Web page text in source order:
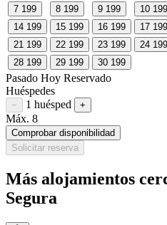
7 199 8 199 9 199 10 199
14 199 15 199 16 199 17 199
21 199 22 199 23 199 24 199
28 199 29 199 30 199
Pasado Hoy Reservado
Huéspedes
Restar huésped
− 1 huésped Sumar huésped
+
Máx. 8
Comprobar disponibilidad
Solicitar reserva
Más alojamientos
Segura